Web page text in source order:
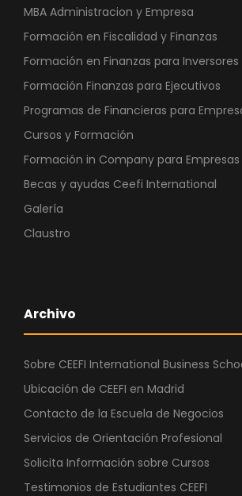
MBA Administracion y Empresa
Formación en Fiscalidad y Finanzas
Formación en Finanzas para Inversores
Formación Finanzas para Ejecutivos
Programas de Financieras para
Cursos y Formación
Formación in Company para Empresas
Becas y ayudas Ceefi International
Galería
Claustro
Archivo
Sobre CEEFI International Business
Ubicación de CEEFI en Madrid
Contacto de la Escuela de Negocios
Servicios de Orientación Profesional
Solicita Información sobre Cursos
Testimonios de Estudiantes CEEFI